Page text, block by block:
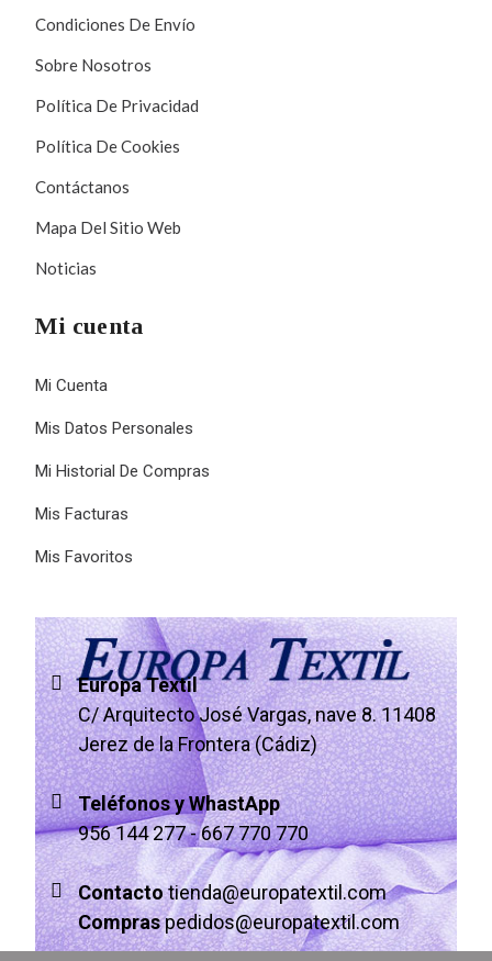
Condiciones De Envío
Sobre Nosotros
Política De Privacidad
Política De Cookies
Contáctanos
Mapa Del Sitio Web
Noticias
Mi cuenta
Mi Cuenta
Mis Datos Personales
Mi Historial De Compras
Mis Facturas
Mis Favoritos
Europa Textil
C/ Arquitecto José Vargas, nave 8. 11408
Jerez de la Frontera (Cádiz)
Teléfonos y WhastApp
956 144 277-667 770 770
Contacto tienda@europatextil.com
Compraspedidos@europatextil.com